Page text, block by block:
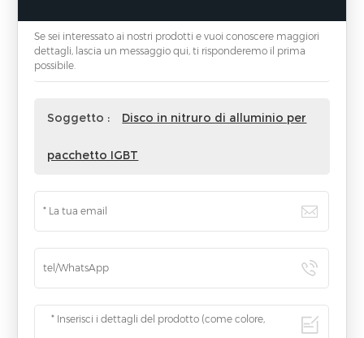
Se sei interessato ai nostri prodotti e vuoi conoscere maggiori
dettagli, lascia un messaggio qui, ti risponderemo il prima
possibile.
Soggetto : Disco in nitruro di alluminio per
pacchetto IGBT